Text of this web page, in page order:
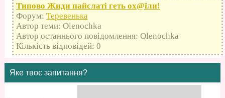
Типово Жиди пайслаті геть оx@їли!
Форум: Теревенька
Автор теми: Olenochka
Автор останнього повідомлення: Olenochka
Кількість відповідей: 0
Яке твоє запитання?